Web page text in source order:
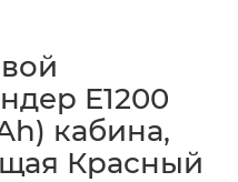
E1200
кабина,
Красный